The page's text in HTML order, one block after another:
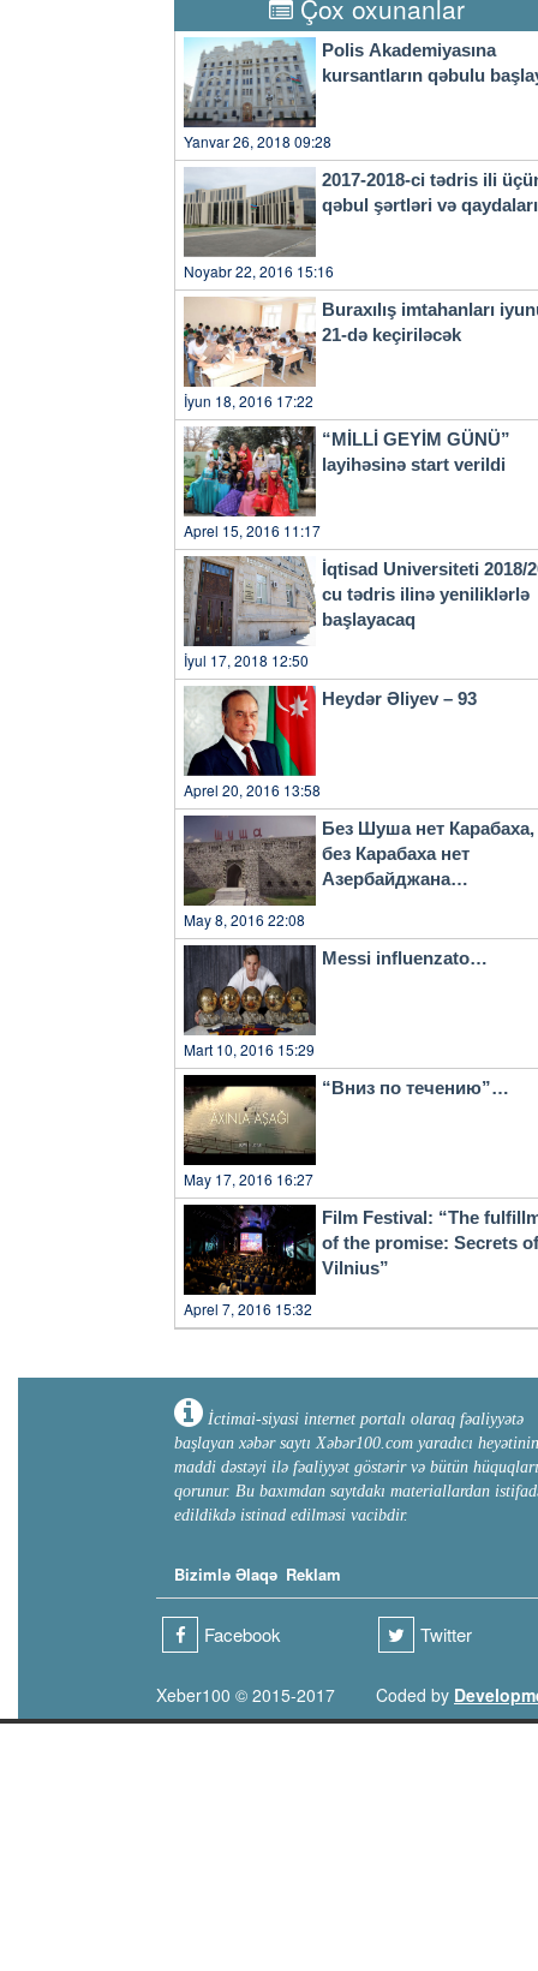
un mesetto". Un'arma in più
Marchisio uno dei tre
all'ultimo, concorda il
questi anni ed è cresciuto
Nonostante la testa dei
Fiorentina, seguita dal
dei compagni c'è sempre
ancora di attività
il secondo di Buffon, il
scherzoso al suo capitano:
faceto, Szczesny ha speso
grandissimo portiere, un
Çox oxunanlar
Polis Akademiyasına
kursantların qəbulu
Yanvar 26, 2018 09:28
2017-2018-ci tədris ili
qəbul şərtləri və
Noyabr 22, 2016 15:16
Buraxılış imtahanları
21-də keçiriləcək
İyun 18, 2016 17:22
“MİLLİ GEYİM GÜNÜ”
layihəsinə start verildi
Aprel 15, 2016 11:17
İqtisad Universiteti 2018/
cu tədris ilinə yeniliklərlə
başlayacaq
İyul 17, 2018 12:50
Heydər Əliyev – 93
Aprel 20, 2016 13:58
Без Шуша нет Карабаха,
без Карабаха нет
Азербайджана…
May 8, 2016 22:08
Messi influenzato…
Mart 10, 2016 15:29
“Вниз по течению”…
May 17, 2016 16:27
Film Festival: “The
of the promise: Secrets of
Vilnius”
Aprel 7, 2016 15:32
İctimai-siyasi internet portalı olaraq fəaliyyətə
başlayan xəbər saytı Xəbər100.com yaradıcı heyətinin
maddi dəstəyi ilə fəaliyyət göstərir və bütün hüquqları
qorunur. Bu baxımdan saytdakı materiallardan
edildikdə istinad edilməsi vacibdir.
Bizimlə Əlaqə Reklam
Facebook Twitter
Xeber100 © 2015-2017 Coded by